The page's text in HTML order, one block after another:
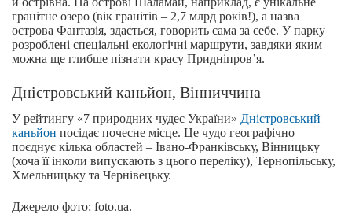
гранітне озеро (вік гранітів – 2,7 млрд років!), а назва
острова Фантазія, здається, говорить сама за себе. У парку
розроблені спеціальні екологічні маршрути, завдяки яким
можна ще глибше пізнати красу Придніпров’я.
Дністровський каньйон, Вінниччина
У рейтингу «7 природних чудес України» Дністровський
каньйон посідає почесне місце. Це чудо географічно
поєднує кілька областей – Івано-Франківську, Вінницьку
(хоча її інколи випускають з цього переліку), Тернопільську,
Хмельницьку та Чернівецьку.
Джерело фото: foto.ua.